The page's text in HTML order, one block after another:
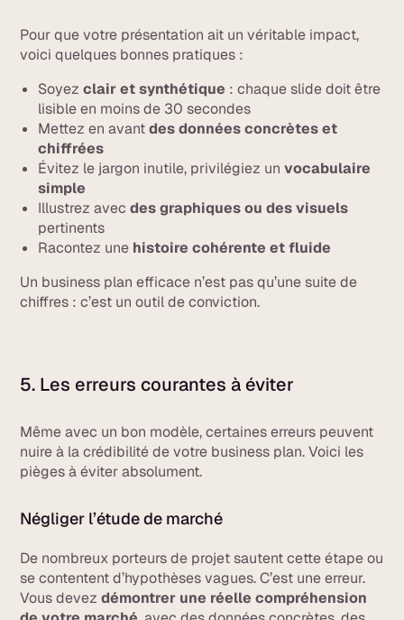
Pour que votre présentation ait un véritable impact,
voici quelques bonnes pratiques :
Soyezclair et synthétique : chaque slide doit être
lisible en moins de 30 secondes
Mettez en avantdes données concrètes et
chiffrées
Évitez le jargon inutile, privilégiez unvocabulaire
simple
Illustrez avec des graphiques ou des visuels
pertinents
Racontez une histoire cohérente et fluide
Un business plan efficace n’est pas qu’une suite de
chiffres : c’est un outil de conviction.
5. Les erreurs courantes à éviter
Même avec un bon modèle, certaines erreurs peuvent
nuire à la crédibilité de votre business plan. Voici les
pièges à éviter absolument.
Négliger l’étude de marché
De nombreux porteurs de projet sautent cette étape ou
se contentent d’hypothèses vagues. C’est une erreur.
Vous devezdémontrer une réelle compréhension